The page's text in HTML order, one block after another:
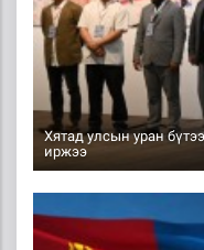
Хятад улсын уран
иржээ